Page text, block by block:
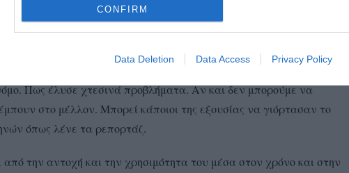
CONFIRM
Data Deletion Data Access Privacy Policy
και των νόμων του σήμερα στο αύριο.
τις φωτογραφίες των έργων του να μάς ταξιδέψουν και
νόμος του κράτους.
Πως έλυσε χτεσινά προβλήματα. Αν και δεν μπορούμε να
στο μέλλον. Μπορεί κάποιοι της εξουσίας να γιόρτασαν το
όπως λένε τα ρεπορτάζ.
την αντοχή και την χρησιμότητα του μέσα στον χρόνο και στην